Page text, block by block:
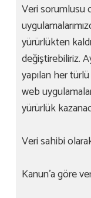
Veri sorumlusu
yürürlükten
değiştirebiliriz.
yapılan her
web
yürürlük
Veri sahibi
Kanun’a göre